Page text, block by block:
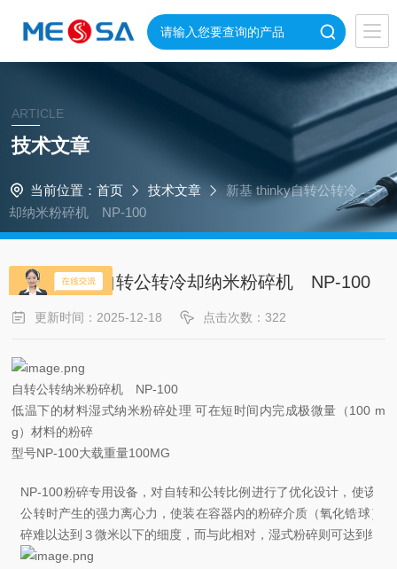
ARTICLE
技术文章
当前位置： 首页 技术文章
新基 thinky自转公转冷
却纳米粉碎机 NP-100
新基 thinky自转公转冷却纳米粉碎机 NP-100
更新时间：2025-12-18 点击次数：322
自转公转纳米粉碎机 NP-100
低温下的材料湿式纳米粉碎处理 可在短时间内完成极微量（100 m
g）材料的粉碎
型号NP-100大载重量100MG
NP-100粉碎专用设备，对自转和公转比例进行了优化设计，使该
公转时产生的强力离心力，使装在容器内的粉碎介质（氧化锆球）
碎难以达到３微米以下的细度，而与此相对，湿式粉碎则可达到纳米